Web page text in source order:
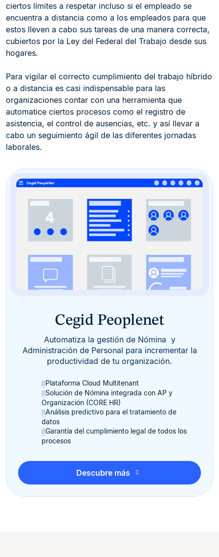
ciertos límites a respetar incluso si el empleado se
encuentra a distancia como a los empleados para que
estos lleven a cabo sus tareas de una manera correcta,
cubiertos por la Ley del Federal del Trabajo desde sus
hogares.
Para vigilar el correcto cumplimiento del trabajo híbrido
o a distancia es casi indispensable para las
organizaciones contar con una herramienta que
automatice ciertos procesos como el registro de
asistencia, el control de ausencias, etc. y así llevar a
cabo un seguimiento ágil de las diferentes jornadas
laborales.
Cegid Peoplenet
Automatiza la gestión de Nómina y
Administración de Personal para incrementar la
productividad de tu organización.
Plataforma Cloud Multitenant
Solución de Nómina integrada con AP y
Organización (CORE HR)
Análisis predictivo para el tratamiento de
datos
Garantía del cumplimiento legal de todos los
procesos
Descubre más